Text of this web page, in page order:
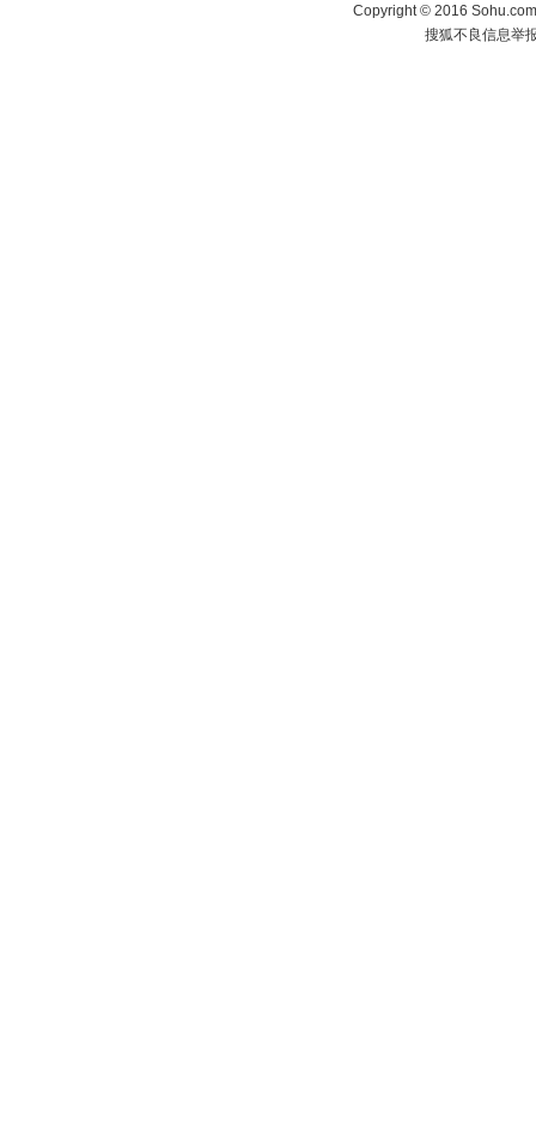
Copyright©2016
搜狐不良信息举